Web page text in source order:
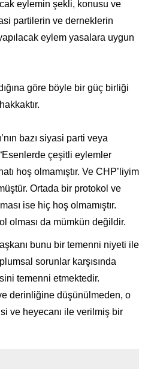
eylemin şekli, konusu ve
partilerin ve derneklerin
eylem yasalara uygun
göre böyle bir güç birliği
bazı siyasi parti veya
çeşitli eylemler
hoş olmamıştır. Ve CHP’liyim
Ortada bir protokol ve
ise hiç hoş olmamıştır.
olması da mümkün değildir.
bunu bir temenni niyeti ile
sorunlar karşısında
temenni etmektedir.
derinliğine düşünülmeden, o
ve heyecanı ile verilmiş bir